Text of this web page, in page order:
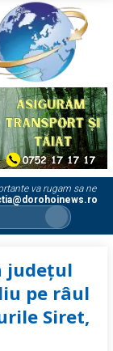
va rugam sa ne
județul
pe râul
Siret,